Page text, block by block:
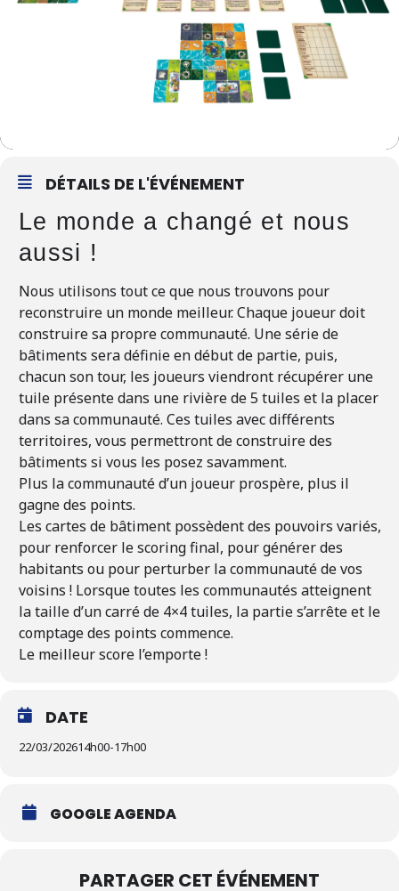
DÉTAILS DE L'ÉVÉNEMENT
Le monde a changé et nous
aussi !
Nous utilisons tout ce que nous trouvons pour
reconstruire un monde meilleur. Chaque joueur doit
construire sa propre communauté. Une série de
bâtiments sera définie en début de partie, puis,
chacun son tour, les joueurs viendront récupérer une
tuile présente dans une rivière de 5 tuiles et la placer
dans sa communauté. Ces tuiles avec différents
territoires, vous permettront de construire des
bâtiments si vous les posez savamment.
Plus la communauté d’un joueur prospère, plus il
gagne des points.
Les cartes de bâtiment possèdent des pouvoirs variés,
pour renforcer le scoring final, pour générer des
habitants ou pour perturber la communauté de vos
voisins ! Lorsque toutes les communautés atteignent
la taille d’un carré de 4×4 tuiles, la partie s’arrête et le
comptage des points commence.
Le meilleur score l’emporte !
DATE
22/03/202614h00-17h00
GOOGLE AGENDA
PARTAGER CET ÉVÉNEMENT